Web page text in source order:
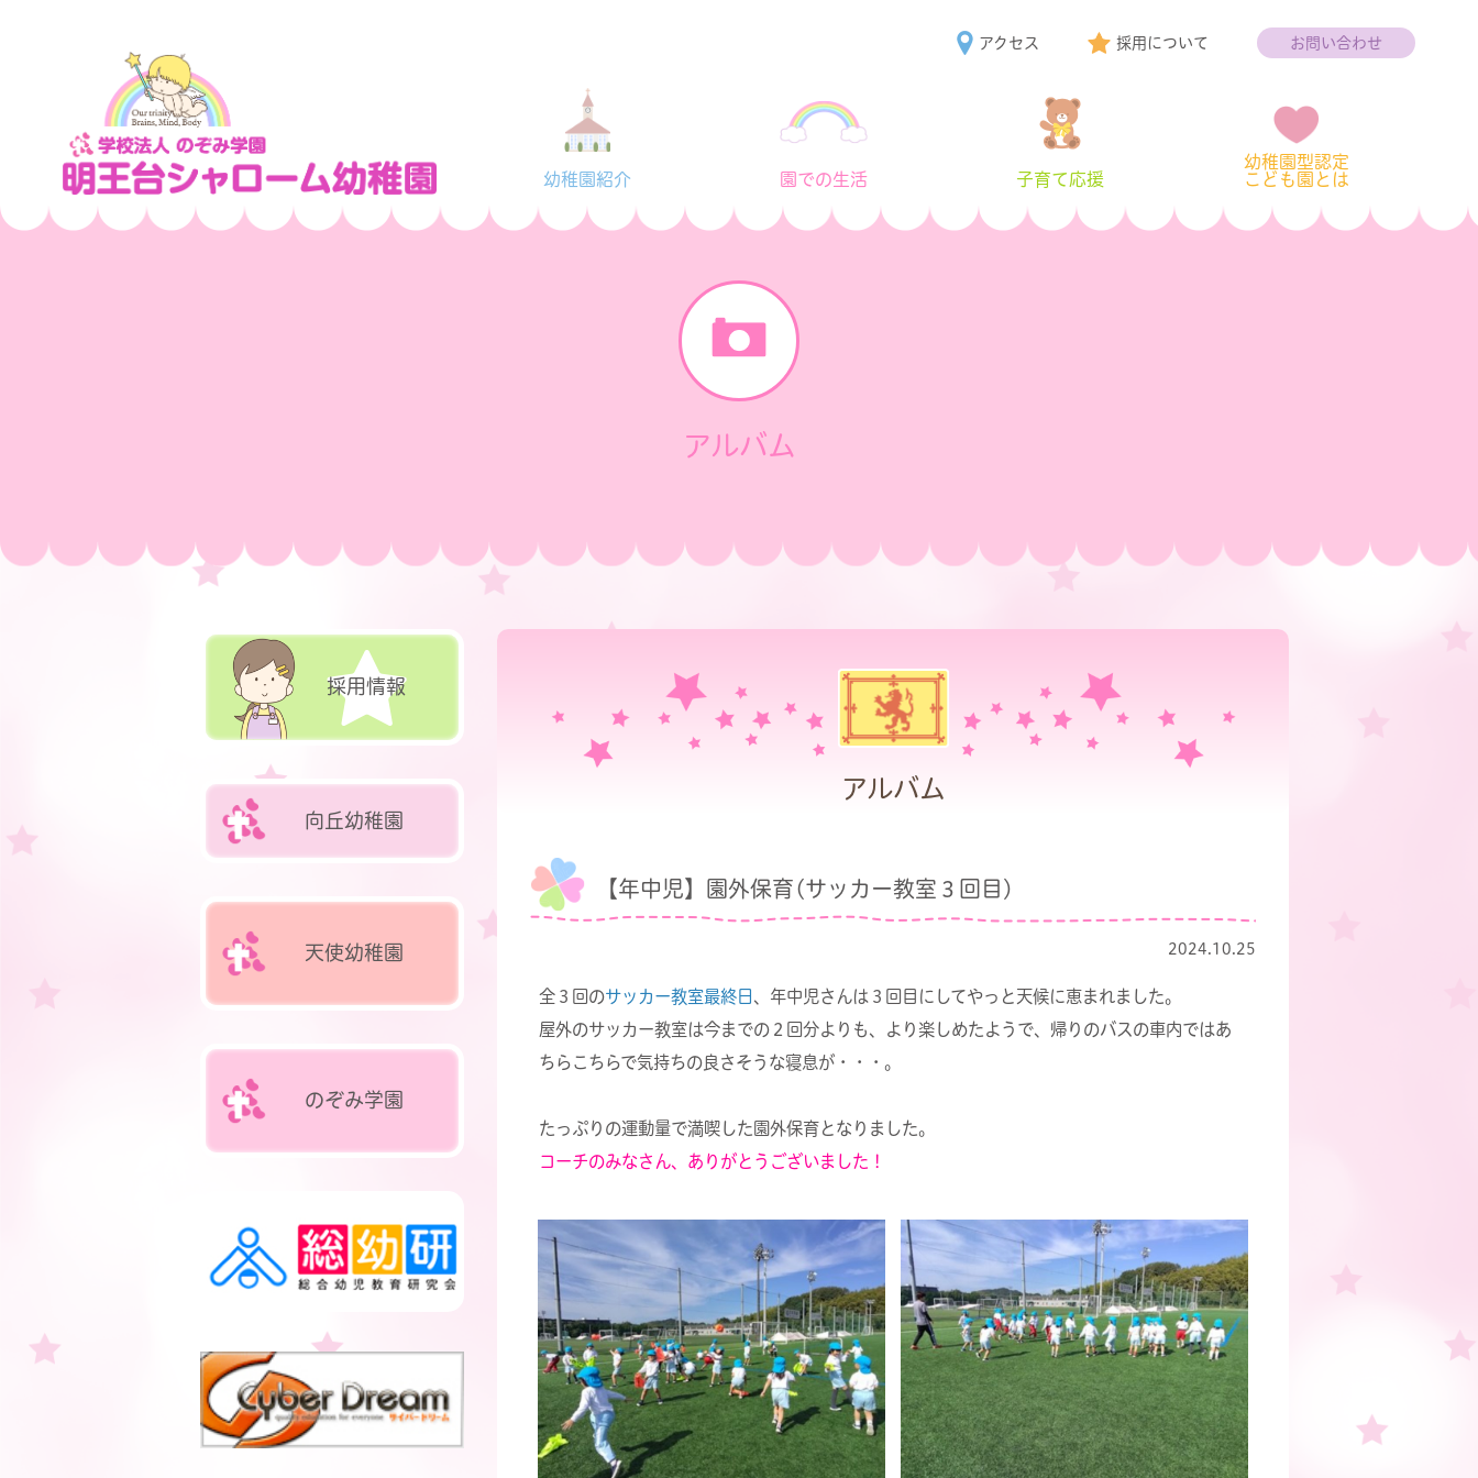
アクセス 採用について お問い合わせ
幼稚園紹介 園での生活 子育て応援
幼稚園型認定
こども園とは
アルバム
採用情報
向丘幼稚園
天使幼稚園
のぞみ学園
アルバム
【年中児】園外保育(サッカー教室３回目)
2024.10.25
全３回のサッカー教室最終日、年中児さんは３回目にしてやっと天候に恵まれました。
屋外のサッカー教室は今までの２回分よりも、より楽しめたようで、帰りのバスの車内ではあ
ちらこちらで気持ちの良さそうな寝息が・・・。
たっぷりの運動量で満喫した園外保育となりました。
コーチのみなさん、ありがとうございました！